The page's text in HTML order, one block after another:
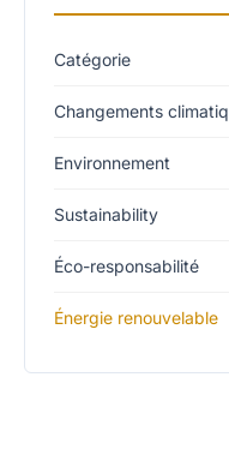
Catégorie
Changements
Environnement
Sustainability
Éco-responsabilité
Énergie renouvelable